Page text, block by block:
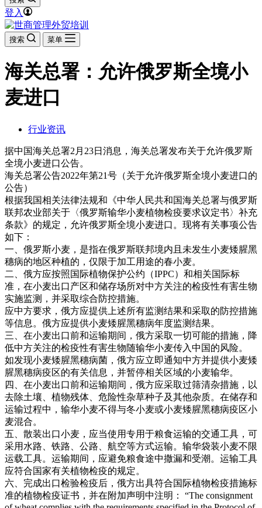
登入
搜索 菜单
海关总署：允许俄罗斯全境小
麦进口
行业资讯
据中国海关总署2月23日消息，海关总署发布关于允许俄罗斯
全境小麦进口公告。
海关总署公告2022年第21号（关于允许俄罗斯全境小麦进口的
公告）
根据我国相关法律法规和《中华人民共和国海关总署与俄罗斯
联邦农业部关于〈俄罗斯输华小麦植物检疫要求议定书〉补充
条款》的规定，允许俄罗斯全境小麦进口。现将有关事项公告
如下：
一、俄罗斯小麦，是指在俄罗斯联邦境内且未发生小麦矮腥黑
穗病的地区种植的，仅限于加工用途的春小麦。
二、俄方应按照国际植物保护公约（IPPC）和相关国际标
准，在小麦出口产区和储存场所对中方关注的检疫性有害生物
实施监测，并采取综合防控措施。
应中方要求，俄方应提供上述所有监测结果和采取的防控措施
等信息。俄方应提供小麦矮腥黑穗病年度监测结果。
三、在小麦出口前和运输期间，俄方采取一切可能的措施，降
低中方关注的检疫性有害生物随输华小麦传入中国的风险。
如发现小麦矮腥黑穗病菌，俄方应立即通知中方并提供小麦矮
腥黑穗病疫区的有关信息，并暂停相关区域的小麦输华。
四、在小麦出口前和运输期间，俄方应采取过筛清杂措施，以
去除土壤、植物残体、危险性杂草种子及其他杂质。在储存和
运输过程中，输华小麦不得与冬小麦或小麦矮腥黑穗病疫区小
麦混合。
五、散装出口小麦，应当使用专用于粮食运输的交通工具，可
采用水路、铁路、公路、航空等方式运输。输华袋装小麦不限
运载工具。运输期间，应避免粮食途中撒漏和受潮。运输工具
应符合国家有关植物检疫的规定。
六、完成出口检验检疫后，俄方出具符合国际植物检疫措施标
准的植物检疫证书，并在附加声明中注明： “The consignment